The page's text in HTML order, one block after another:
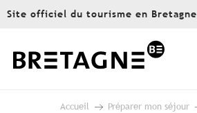
Aller
principal
Site officiel du tourisme en Bretagne
Accueil Préparer mon séjour